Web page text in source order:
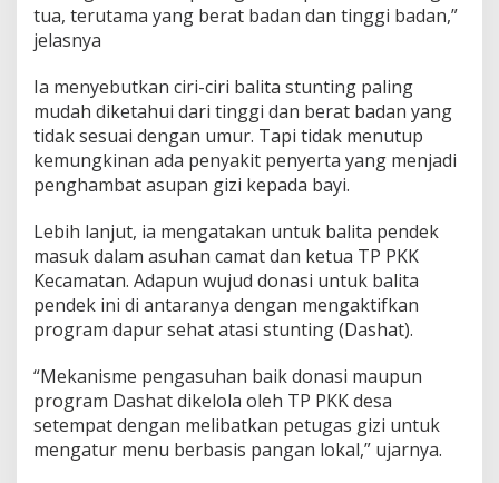
tua, terutama yang berat badan dan tinggi badan,”
jelasnya
Ia menyebutkan ciri-ciri balita stunting paling
mudah diketahui dari tinggi dan berat badan yang
tidak sesuai dengan umur. Tapi tidak menutup
kemungkinan ada penyakit penyerta yang menjadi
penghambat asupan gizi kepada bayi.
Lebih lanjut, ia mengatakan untuk balita pendek
masuk dalam asuhan camat dan ketua TP PKK
Kecamatan. Adapun wujud donasi untuk balita
pendek ini di antaranya dengan mengaktifkan
program dapur sehat atasi stunting (Dashat).
“Mekanisme pengasuhan baik donasi maupun
program Dashat dikelola oleh TP PKK desa
setempat dengan melibatkan petugas gizi untuk
mengatur menu berbasis pangan lokal,” ujarnya.